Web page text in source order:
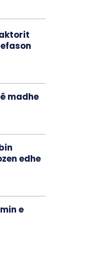
madhe
edhe
e